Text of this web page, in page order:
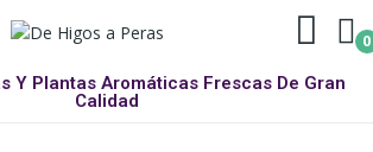
0
Y Plantas Aromáticas Frescas De Gran
Calidad